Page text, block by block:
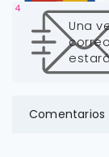
4
Una